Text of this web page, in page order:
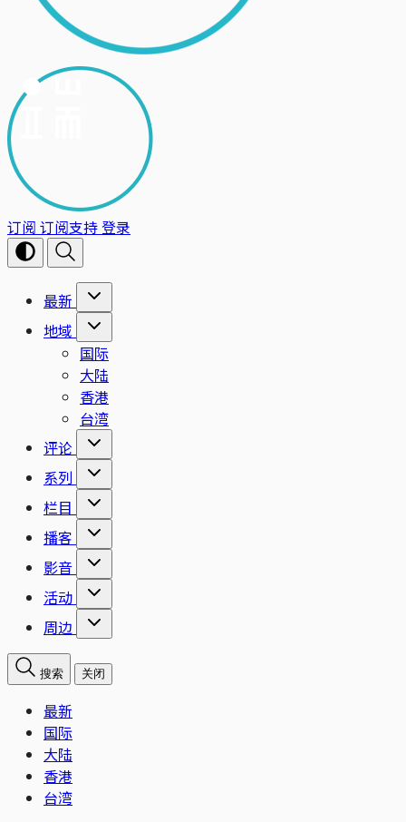
订阅 订阅支持登录
最新
地域
国际
大陆
香港
台湾
评论
系列
栏目
播客
影音
活动
周边
搜索 关闭
最新
国际
大陆
香港
台湾